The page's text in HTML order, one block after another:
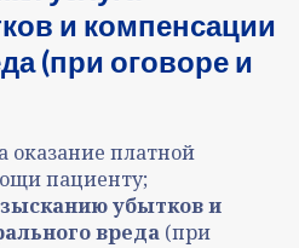
и компенсации
(при оговоре и
оказание платной
пациенту;
убытков и
вреда (при